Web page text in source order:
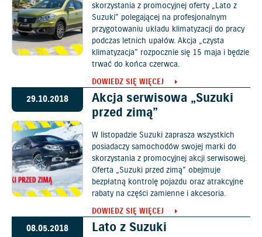
skorzystania z promocyjnej oferty „Lato z
Suzuki” polegającej na profesjonalnym
przygotowaniu układu klimatyzacji do pracy
podczas letnich upałów. Akcja „czysta
klimatyzacja” rozpocznie się 15 maja i będzie
trwać do końca czerwca.
DOWIEDZ SIĘ WIĘCEJ
29.10.2018
Akcja serwisowa „Suzuki
przed zimą”
W listopadzie Suzuki zaprasza wszystkich
posiadaczy samochodów swojej marki do
skorzystania z promocyjnej akcji serwisowej.
Oferta „Suzuki przed zimą” obejmuje
bezpłatną kontrolę pojazdu oraz atrakcyjne
rabaty na części zamienne i akcesoria.
DOWIEDZ SIĘ WIĘCEJ
08.05.2018 Lato z Suzuki